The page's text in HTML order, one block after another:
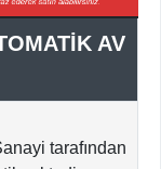
AV
tarafından